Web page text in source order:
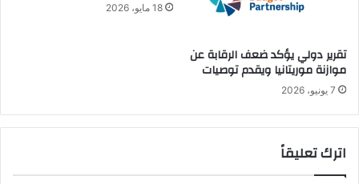
تقرير دولي يؤكد ضعف الرقابة عن
موازنة موريتانيا ويقدم توصيات
7 يونيو، 2026
18 مايو، 2026
اترك تعليقاً